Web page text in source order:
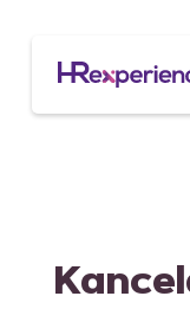
content